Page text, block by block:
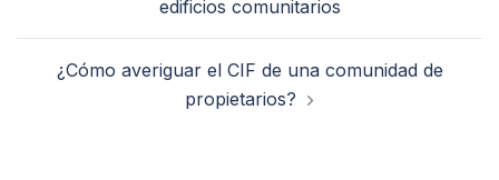
edificios comunitarios
¿Cómo averiguar el CIF de una comunidad de
propietarios?